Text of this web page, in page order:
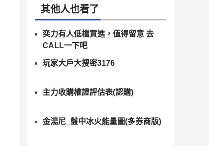
其他人也看了
奕力有人低檔買進，值得留意 去
CALL一下吧
玩家大戶大搜密3176
主力收購權證評估表(認購)
金湯尼_盤中冰火能量圖(多券商版)